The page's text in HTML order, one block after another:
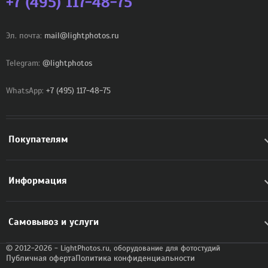
Эл. почта: mail@lightphotos.ru
Telegram: @lightphotos
WhatsApp: +7 (495) 117-48-75
Покупателям
Информация
Самовывоз и услуги
© 2012-2026 - LightPhotos.ru, оборудование для фотостудий
Публичная офертаПолитика конфиденциальности